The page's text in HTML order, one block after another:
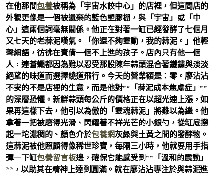
在他那間包養被稱為「宇宙水餃中心」的店裡，但這間店的
外觀更像是一個被遺棄的藍色塑膠棚，與「宇宙」或「中
心」這兩個詞毫無關係。他正在對著一缸已經發酵了七個月
又七天的老蒜泥嘆氣。「你還不夠靈動，我的蒜泥。」他輕
聲細語，彷彿在責備一個不上進的孩子。店內只有他一個
人，連蒼蠅都因為難以忍受那股陳年蒜頭混合著鐵鏽與淡淡
絕望的味道而選擇繞道飛行。今天的營業額是：零。廖沾沾
不安的不是店裡的生意，而是他對**「蒜泥成本焦慮症」**
的深層恐懼。新鮮蒜頭每公斤的價格正在以超光速上漲，如
果再這樣下去，他引以為傲的「靈魂蒜泥」將難以為繼。他
拿著一把被磨得光滑、閃耀著不祥光芒的小銀勺，從缸底撈
起一坨濃稠的、顏色介於包養網灰綠與土黃之間的發酵物。
這蒜泥被他照顧得像稀世珍寶，每隔三小時，他就要用手指
彈一下缸包養留言板邊，確保它能感受到**「溫和的震動」
**，以助其在精神上達到圓滿。就在廖沾沾專注於與蒜泥進